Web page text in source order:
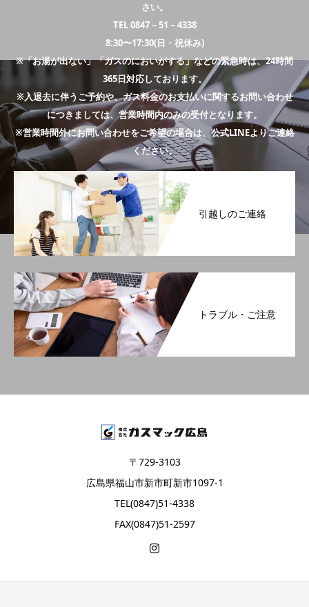
さい。
TEL 0847－51－4338
8:30〜17:30(日・祝休み)
※「お湯が出ない」「ガスのにおいがする」などの緊急時は、24時間
365日対応しております。
※入退去に伴うご予約や、ガス料金のお支払いに関するお問い合わせ
につきましては、営業時間内のみの受付となります。
※営業時間外にお問い合わせをご希望の場合は、公式LINEよりご連絡
ください。
引越しのご連絡
トラブル・ご注意
〒729-3103
広島県福山市新市町新市1097-1
TEL(0847)51-4338
FAX(0847)51-2597